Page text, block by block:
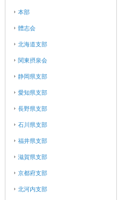
本部
體志会
北海道支部
関東摂泉会
静岡県支部
愛知県支部
長野県支部
石川県支部
福井県支部
滋賀県支部
京都府支部
北河内支部